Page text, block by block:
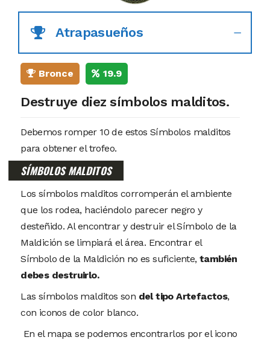
Atrapasueños
Bronce 19.9
Destruye diez símbolos malditos.
Debemos romper 10 de estos Símbolos malditos
para obtener el trofeo.
SÍMBOLOS MALDITOS
Los símbolos malditos corromperán el ambiente
que los rodea, haciéndolo parecer negro y
desteñido. Al encontrar y destruir el Símbolo de la
Maldición se limpiará el área. Encontrar el
Símbolo de la Maldición no es suficiente,también
debes destruirlo.
Las símbolos malditos son del tipo Artefactos,
con iconos de color blanco.
En el mapa se podemos encontrarlos por el icono